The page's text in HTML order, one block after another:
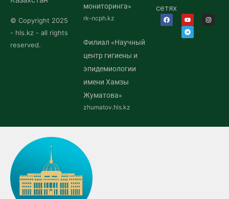
© Copyright 2025
- hls.kz - all rights
reserved.
мониторинга»
rk-ncph.kz
Филиал «Научный
центр гигиены и
эпидемиологии
имени Хамзы
Жуматова»
zhumatov.hls.kz
сетях